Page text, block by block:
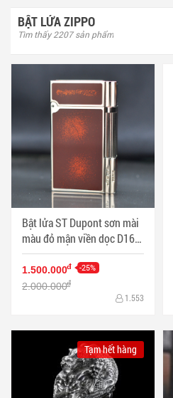
BẬT LỬA ZIPPO
Tìm thấy 2207 sản phẩm
Bật lửa ST Dupont sơn mài
màu đỏ mận viền dọc D167
- Mã SP: DP4187
1.500.000đ -25%
2.000.000đ
1.553
Tạm hết hàng